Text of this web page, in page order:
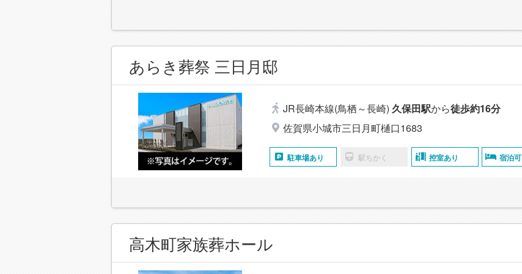
あらき葬祭 三日月邸
JR長崎本線(鳥栖～長崎) 久保田駅から徒歩約16分
佐賀県小城市三日月町樋口1683
駐車場あり 駅ちかく 控室あり 宿泊可
高木町家族葬ホール